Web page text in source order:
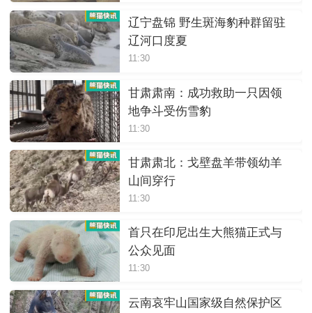
辽宁盘锦 野生斑海豹种群留驻
辽河口度夏
11:30
甘肃肃南：成功救助一只因领
地争斗受伤雪豹
11:30
甘肃肃北：戈壁盘羊带领幼羊
山间穿行
11:30
首只在印尼出生大熊猫正式与
公众见面
11:30
云南哀牢山国家级自然保护区